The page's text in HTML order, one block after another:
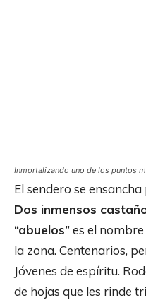
Inmortalizando uno de los puntos
El sendero se
Dos inmensos
“abuelos”es el
la zona. Centenarios,
Jóvenes de espíritu.
de hojas que les rinde